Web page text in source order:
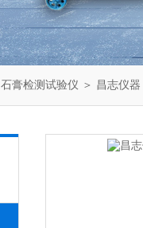
石膏检测试验仪 ＞ 昌志仪